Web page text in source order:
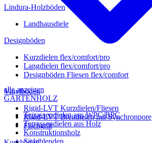
alle anzeigen
GARTENHOLZ
Terrassendielen aus WPC/BPC
Terrassendielen aus Holz
Konstruktionsholz
Sichtblenden
Lindura-Holzböden
Landhausdiele
Designböden
Kurzdielen flex/comfort/pro
Langdielen flex/comfort/pro
Designböden Fliesen flex/comfort
Vinylböden
Rigid-LVT Kurzdielen/Fliesen
Rigid-LVT Breitdielen mit Synchronpore
Fischgrät